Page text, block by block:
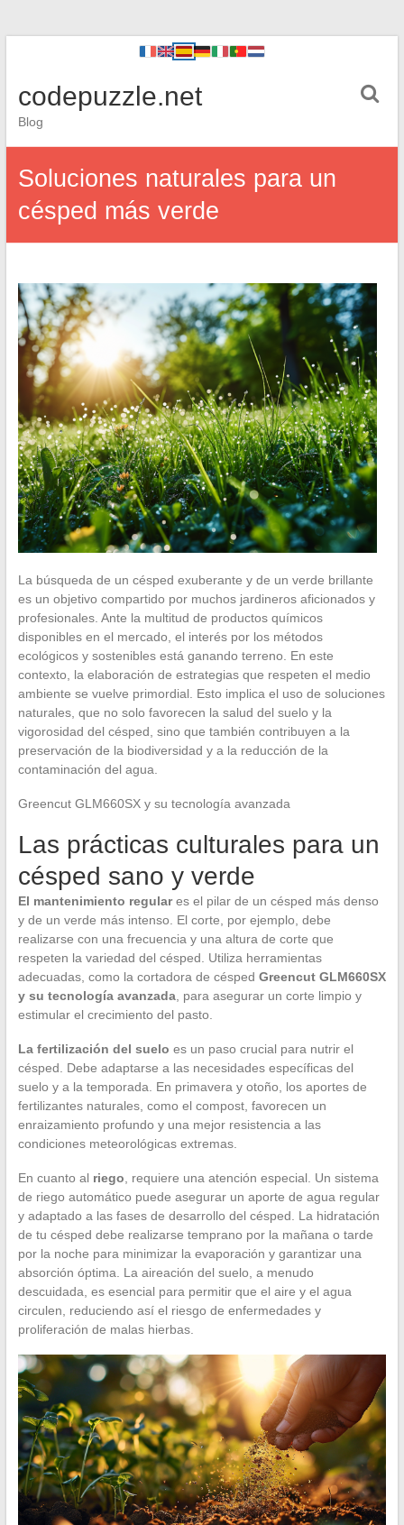
codepuzzle.net
Blog
Soluciones naturales para un
césped más verde
La búsqueda de un césped exuberante y de un verde brillante
es un objetivo compartido por muchos jardineros aficionados y
profesionales. Ante la multitud de productos químicos
disponibles en el mercado, el interés por los métodos
ecológicos y sostenibles está ganando terreno. En este
contexto, la elaboración de estrategias que respeten el medio
ambiente se vuelve primordial. Esto implica el uso de soluciones
naturales, que no solo favorecen la salud del suelo y la
vigorosidad del césped, sino que también contribuyen a la
preservación de la biodiversidad y a la reducción de la
contaminación del agua.
Greencut GLM660SX y su tecnología avanzada
Las prácticas culturales para un
césped sano y verde
El mantenimiento regulares el pilar de un césped más denso
y de un verde más intenso. El corte, por ejemplo, debe
realizarse con una frecuencia y una altura de corte que
respeten la variedad del césped. Utiliza herramientas
adecuadas, como la cortadora de césped Greencut GLM660SX
y su tecnología avanzada, para asegurar un corte limpio y
estimular el crecimiento del pasto.
La fertilización del suelo es un paso crucial para nutrir el
césped. Debe adaptarse a las necesidades específicas del
suelo y a la temporada. En primavera y otoño, los aportes de
fertilizantes naturales, como el compost, favorecen un
enraizamiento profundo y una mejor resistencia a las
condiciones meteorológicas extremas.
En cuanto al riego , requiere una atención especial. Un sistema
de riego automático puede asegurar un aporte de agua regular
y adaptado a las fases de desarrollo del césped. La hidratación
de tu césped debe realizarse temprano por la mañana o tarde
por la noche para minimizar la evaporación y garantizar una
absorción óptima. La aireación del suelo, a menudo
descuidada, es esencial para permitir que el aire y el agua
circulen, reduciendo así el riesgo de enfermedades y
proliferación de malas hierbas.